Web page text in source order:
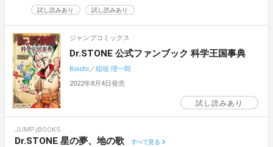
試し読みあり 試し読みあり
ジャンプコミックス
Dr.STONE 公式ファンブック 科学王国事典
Boichi ／稲垣 理一郎
2022年8月4日発売
試し読みあり
JUMP jBOOKS
Dr.STONE 星の夢、地の歌 すべて見る